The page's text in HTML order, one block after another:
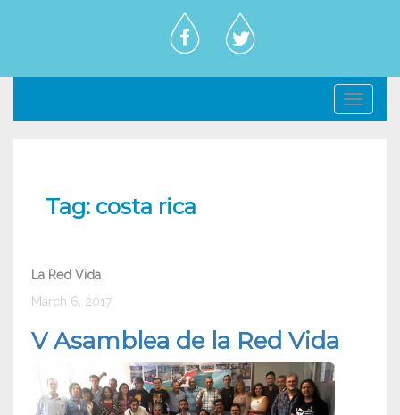
Tag: costa rica
La Red Vida
March 6, 2017
V Asamblea de la Red Vida